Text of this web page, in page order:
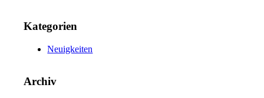
Kategorien
Neuigkeiten
Archiv